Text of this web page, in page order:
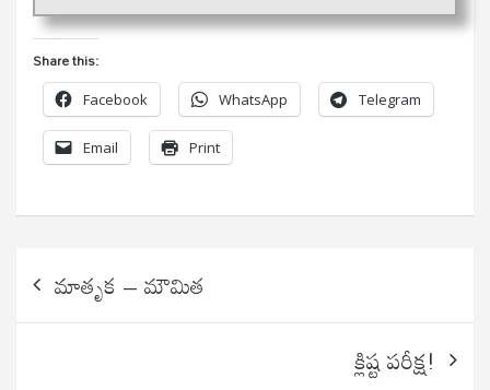
Share this:
Facebook WhatsApp Telegram
Email Print
Post
navigation
మాతృక – మౌమిత
క్లిష్ట పరీక్ష!